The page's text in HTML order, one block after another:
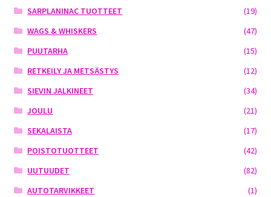
SARPLANINAC TUOTTEET
(19)
WAGS & WHISKERS
(47)
PUUTARHA
(15)
RETKEILY JA METSÄSTYS
(12)
SIEVIN JALKINEET
(34)
JOULU
(21)
SEKALAISTA
(17)
POISTOTUOTTEET
(42)
UUTUUDET
(82)
AUTOTARVIKKEET
(1)